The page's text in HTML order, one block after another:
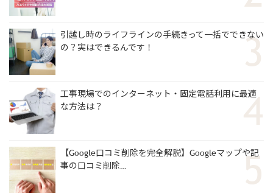
引越し時のライフラインの手続きって一括でできない
の？実はできるんです！
工事現場でのインターネット・固定電話利用に最適
な方法は？
【Google口コミ削除を完全解説】Googleマップや記
事の口コミ削除…